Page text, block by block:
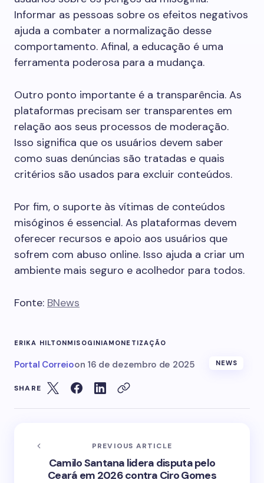
Informar as pessoas sobre os efeitos negativos
ajuda a combater a normalização desse
comportamento. Afinal, a educação é uma
ferramenta poderosa para a mudança.
Outro ponto importante é a transparência. As
plataformas precisam ser transparentes em
relação aos seus processos de moderação.
Isso significa que os usuários devem saber
como suas denúncias são tratadas e quais
critérios são usados para excluir conteúdos.
Por fim, o suporte às vítimas de conteúdos
misóginos é essencial. As plataformas devem
oferecer recursos e apoio aos usuários que
sofrem com abuso online. Isso ajuda a criar um
ambiente mais seguro e acolhedor para todos.
Fonte: BNews
ERIKA HILTONMISOGINIAMONETIZAÇÃO
Portal Correioon 16 de dezembro de 2025 NEWS
SHARE
PREVIOUS ARTICLE
Camilo Santana lidera disputa pelo
Ceará em 2026 contra Ciro Gomes